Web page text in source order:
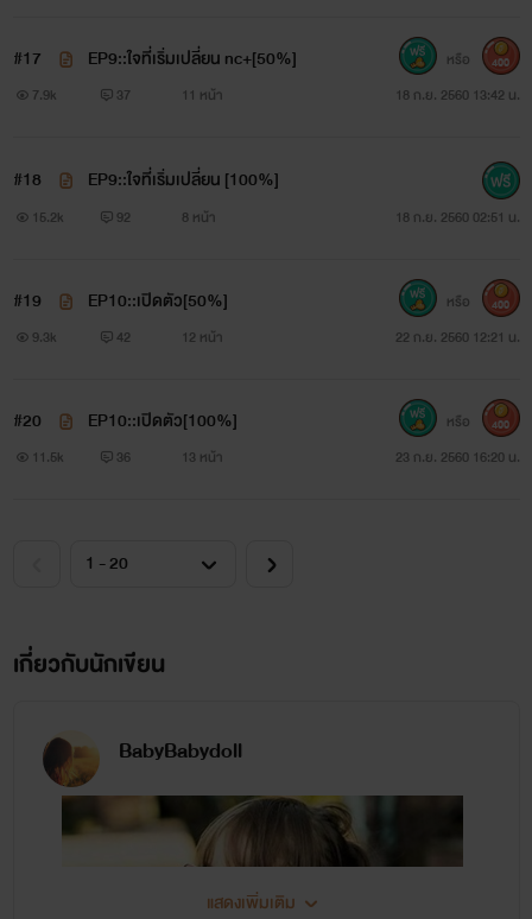
ว่ากำลังเดินเข้าไปในกรงเสือ...ที่พร้อมจะกักขังเธอไว้ใน
#17 EP9::ใจที่เริ่มเปลี่ยน nc+[50%]
7.9k 37 11 หน้า 18 ก.ย. 2560 13:42 น.
หรือ 400
#18 EP9::ใจที่เริ่มเปลี่ยน [100%]
15.2k 92 8 หน้า 18 ก.ย. 2560 02:51 น.
#19 EP10::เปิดตัว[50%]
9.3k 42 12 หน้า 22 ก.ย. 2560 12:21 น.
หรือ 400
#20 EP10::เปิดตัว[100%]
11.5k 36 13 หน้า 23 ก.ย. 2560 16:20 น.
หรือ 400
เกี่ยวกับนักเขียน
BabyBabydoll
แสดงเพิ่มเติม